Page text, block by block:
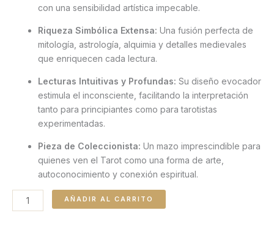
con una sensibilidad artística impecable.
Riqueza Simbólica Extensa: Una fusión perfecta de
mitología, astrología, alquimia y detalles medievales
que enriquecen cada lectura.
Lecturas Intuitivas y Profundas: Su diseño evocador
estimula el inconsciente, facilitando la interpretación
tanto para principiantes como para tarotistas
experimentadas.
Pieza de Coleccionista: Un mazo imprescindible para
quienes ven el Tarot como una forma de arte,
autoconocimiento y conexión espiritual.
AÑADIR AL CARRITO